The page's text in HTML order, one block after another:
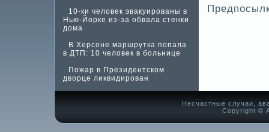
10-ки человек эвакуированы в
Нью-Йорке из-за обвала стенки
дома
В Херсоне маршрутка попала
в ДТП: 10 человек в больнице
Пожар в Президентском
дворце ликвидирован
Несчастные случаи,
Copyright ©